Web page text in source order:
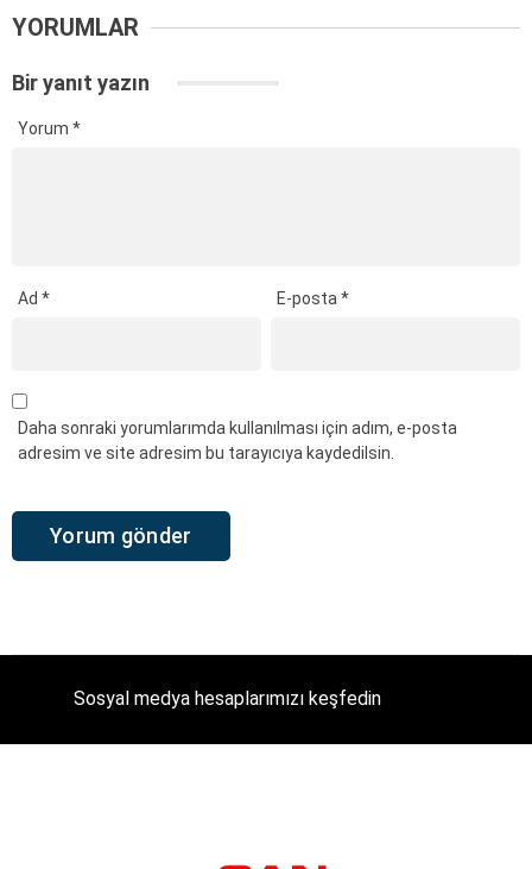
YORUMLAR
Bir yanıt yazın
Yorum *
Ad * E-posta*
Daha sonraki yorumlarımda kullanılması için adım, e-posta
adresim ve site adresim bu tarayıcıya kaydedilsin.
Sosyal medya hesaplarımızı keşfedin